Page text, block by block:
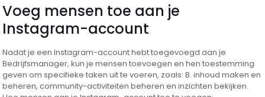
Voeg mensen toe aan je
Instagram-account
Nadat je een Instagram-account hebt toegevoegd aan je
Bedrijfsmanager, kun je mensen toevoegen en hen toestemming
geven om specifieke taken uit te voeren, zoals: B. inhoud maken en
beheren, community-activiteiten beheren en inzichten bekijken.